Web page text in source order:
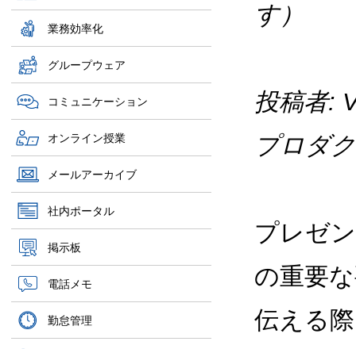
業務効率化
グループウェア
コミュニケーション
オンライン授業
メールアーカイブ
社内ポータル
掲示板
電話メモ
勤怠管理
す）
投稿者:
プロダ
プレゼ
の重要
伝える